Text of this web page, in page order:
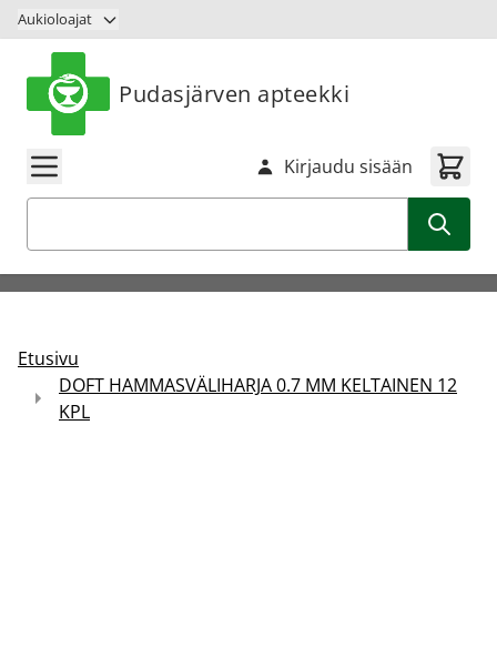
Siirry sisältöön
Aukioloajat
Pudasjärven apteekki
Kirjaudu sisään
Etusivu
DOFT HAMMASVÄLIHARJA 0.7 MM KELTAINEN 12
KPL